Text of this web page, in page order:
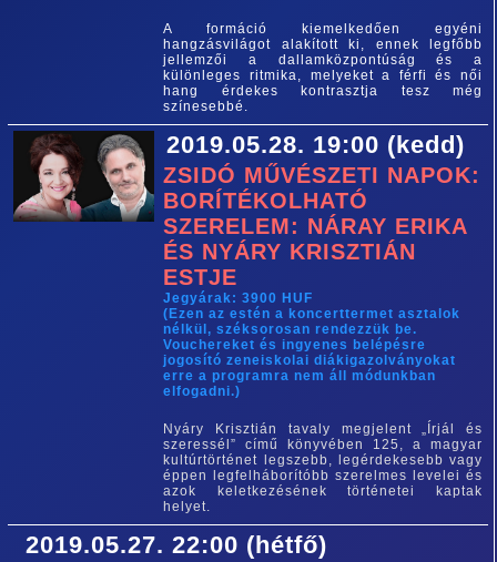
A formáció kiemelkedően egyéni
hangzásvilágot alakított ki, ennek legfőbb
jellemzői a dallamközpontúság és a
különleges ritmika, melyeket a férfi és női
hang érdekes kontrasztja tesz még
színesebbé.
2019.05.28. 19:00 (kedd)
ZSIDÓ MŰVÉSZETI NAPOK:
BORÍTÉKOLHATÓ
SZERELEM: NÁRAY ERIKA
ÉS NYÁRY KRISZTIÁN
ESTJE
Jegyárak: 3900 HUF
(Ezen az estén a koncerttermet asztalok
nélkül, széksorosan rendezzük be.
Vouchereket és ingyenes belépésre
jogosító zeneiskolai diákigazolványokat
erre a programra nem áll módunkban
elfogadni.)
Nyáry Krisztián tavaly megjelent „Írjál és
szeressél” című könyvében 125, a magyar
kultúrtörténet legszebb, legérdekesebb vagy
éppen legfelháborítóbb szerelmes levelei és
azok keletkezésének történetei kaptak
helyet.
2019.05.27. 22:00 (hétfő)